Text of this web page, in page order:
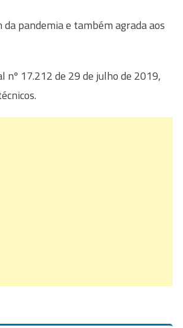
pandemia e também agrada aos
17.212 de 29 de julho de 2019,